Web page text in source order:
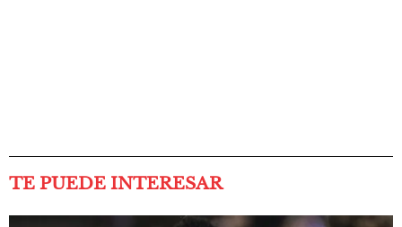
TE PUEDE INTERESAR